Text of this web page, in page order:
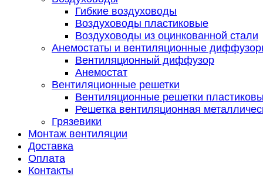
Гибкие воздуховоды
Воздуховоды пластиковые
Воздуховоды из оцинкованной стали
Анемостаты и вентиляционные
Вентиляционный диффузор
Анемостат
Вентиляционные решетки
Вентиляционные решетки
Решетка вентиляционная
Грязевики
Монтаж вентиляции
Доставка
Оплата
Контакты